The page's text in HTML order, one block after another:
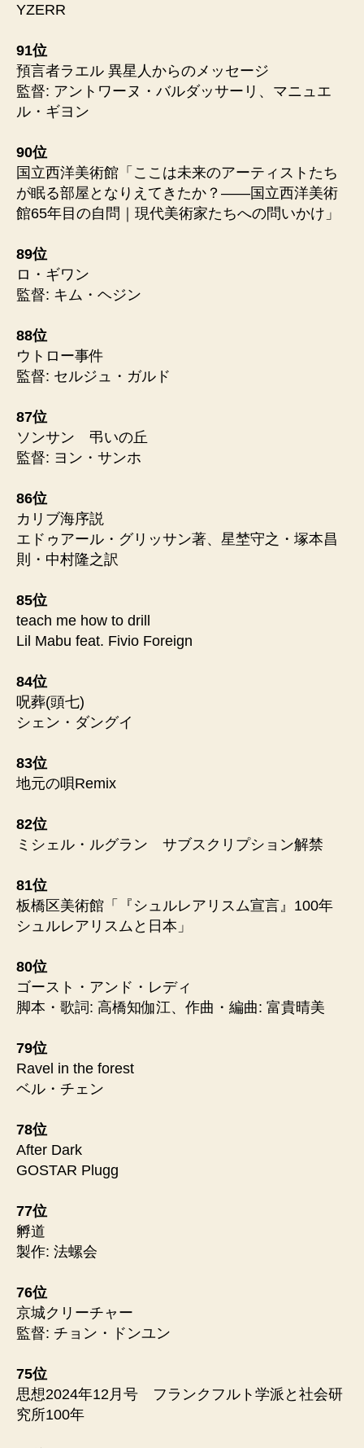
YZERR
91位
預言者ラエル 異星人からのメッセージ
監督: アントワーヌ・バルダッサーリ、マニュエ
ル・ギヨン
90位
国立西洋美術館「ここは未来のアーティストたち
が眠る部屋となりえてきたか？――国立西洋美術
館65年目の自問｜現代美術家たちへの問いかけ」
89位
ロ・ギワン
監督: キム・ヘジン
88位
ウトロー事件
監督: セルジュ・ガルド
87位
ソンサン 弔いの丘
監督: ヨン・サンホ
86位
カリブ海序説
エドゥアール・グリッサン著、星埜守之・塚本昌
則・中村隆之訳
85位
teach me how to drill
Lil Mabu feat. Fivio Foreign
84位
呪葬(頭七)
シェン・ダングイ
83位
地元の唄Remix
82位
ミシェル・ルグラン サブスクリプション解禁
81位
板橋区美術館「『シュルレアリスム宣言』100年
シュルレアリスムと日本」
80位
ゴースト・アンド・レディ
脚本・歌詞: 高橋知伽江、作曲・編曲: 富貴晴美
79位
Ravel in the forest
ベル・チェン
78位
After Dark
GOSTAR Plugg
77位
孵道
製作: 法螺会
76位
京城クリーチャー
監督: チョン・ドンユン
75位
思想2024年12月号 フランクフルト学派と社会研
究所100年